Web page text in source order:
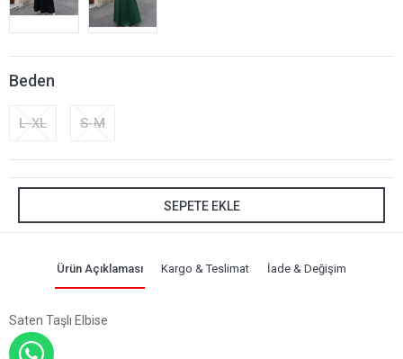
Beden
L-XL S-M
SEPETE EKLE
Ürün Açıklaması Kargo & Teslimat İade & Değişim
Saten Taşlı Elbise